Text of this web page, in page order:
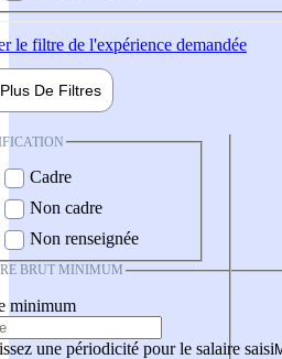
le filtre de l'expérience demandée
Plus De Filtres
Cadre
Non cadre
Non renseignée
BRUT MINIMUM
minimum
une périodicité pour le salaire saisi